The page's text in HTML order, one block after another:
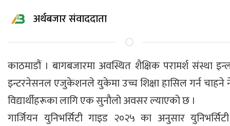
अर्थबजार संवाददाता
काठमाडौं । बागबजारमा अवस्थित शैक्षिक परामर्श संस्था
इन्टरनेसनल एजुकेशनले युकेमा उच्च शिक्षा हासिल गर्न चाहने
विद्यार्थीहरूका लागि एक सुनौलो अवसर ल्याएको छ ।
गार्जियन युनिभर्सिटी गाइड २०२५ का अनुसार